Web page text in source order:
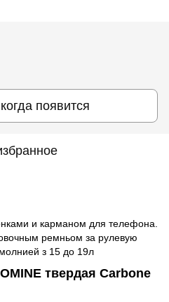
появится
и карманом для телефона.
ремньом за рулевую
з 15 до 19л
твердая Carbone